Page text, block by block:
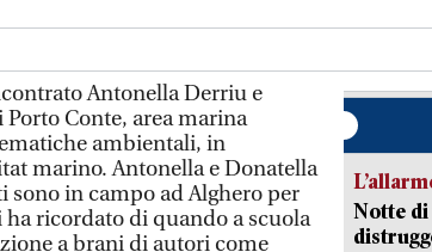
Antonella Derriu e
Conte, area marina
ambientali, in
marino. Antonella e Donatella
sono in campo ad Alghero per
ha ricordato di quando a scuola
a brani di autori come
Notte